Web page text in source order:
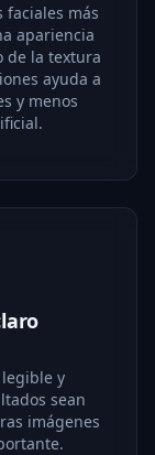
faciales más
apariencia
de la textura
ayuda a
y menos
y
sean
imágenes